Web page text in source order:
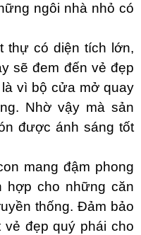
ngôi nhà nhỏ có
thự có diện tích lớn,
sẽ đem đến vẻ đẹp
vì bộ cửa mở quay
Nhờ vậy mà sản
được ánh sáng tốt
mang đậm phong
hợp cho những căn
thống. Đảm bảo
đẹp quý phái cho